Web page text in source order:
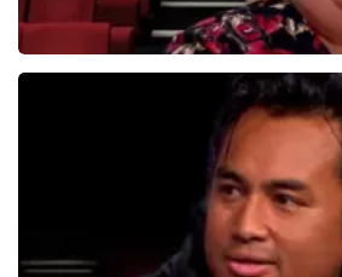
Christel De Laat
reviews